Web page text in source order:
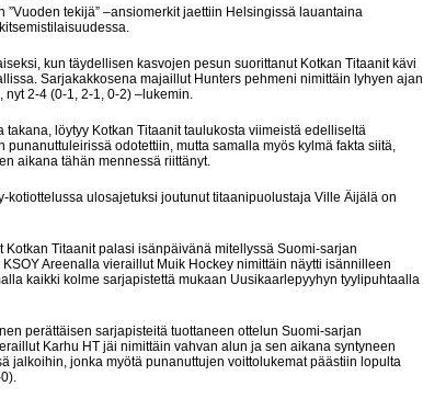
tekijä” –ansiomerkit jaettiin Helsingissä lauantaina
kun täydellisen kasvojen pesun suorittanut Kotkan Titaanit kävi
Sarjakakkosena majaillut Hunters pehmeni nimittäin lyhyen ajan
2-4 (0-1, 2-1, 0-2) –lukemin.
löytyy Kotkan Titaanit taulukosta viimeistä edelliseltä
odotettiin, mutta samalla myös kylmä fakta siitä,
aikana tähän mennessä riittänyt.
kotiottelussa ulosajetuksi joutunut titaanipuolustaja Ville Äijälä on
Titaanit palasi isänpäivänä mitellyssä Suomi-sarjan
Areenalla vieraillut Muik Hockey nimittäin näytti isännilleen
kaikki kolme sarjapistettä mukaan Uusikaarlepyyhyn tyylipuhtaalla
perättäisen sarjapisteitä tuottaneen ottelun Suomi-sarjan
Karhu HT jäi nimittäin vahvan alun ja sen aikana syntyneen
jalkoihin, jonka myötä punanuttujen voittolukemat päästiin lopulta